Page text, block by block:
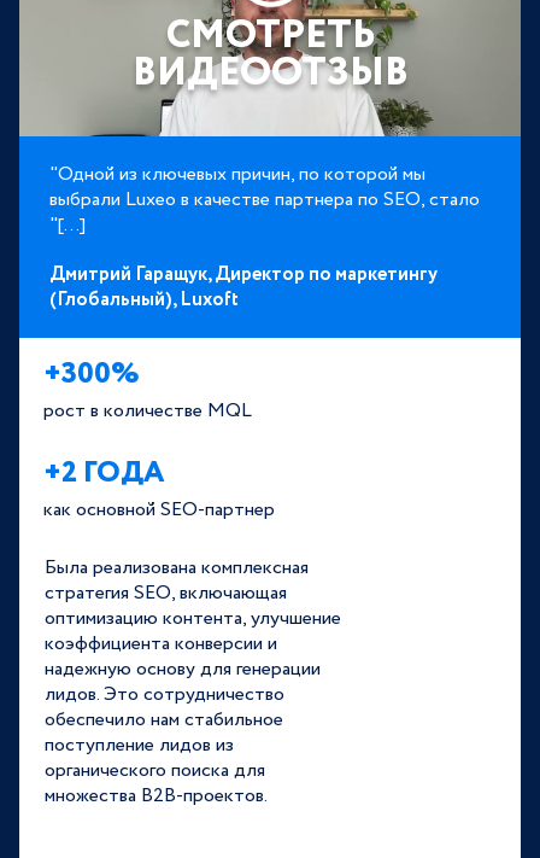
СМОТРЕТЬ
ВИДЕООТЗЫВ
"Одной из ключевых причин, по которой мы
выбрали Luxeo в качестве партнера по SEO, стало
"[...]
Дмитрий Гаращук,Директор по маркетингу
(Глобальный), Luxoft
+300%
рост в количестве MQL
+2 ГОДА
как основной SEO-партнер
Была реализована комплексная
стратегия SEO, включающая
оптимизацию контента, улучшение
коэффициента конверсии и
надежную основу для генерации
лидов. Это сотрудничество
обеспечило нам стабильное
поступление лидов из
органического поиска для
множества B2B-проектов.